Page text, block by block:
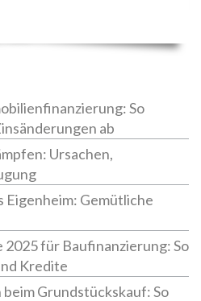
So
ab
Ursachen,
Eigenheim: Gemütliche
für Baufinanzierung: So
Kredite
Grundstückskauf: So